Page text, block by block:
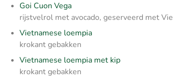
Goi Cuon Vega
rijstvelrol met avocado, geserveerd met
Vietnamese loempia
krokant gebakken
Vietnamese loempia met kip
krokant gebakken